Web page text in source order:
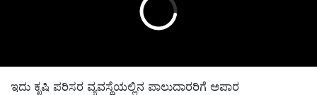
ಇದು ಕೃಷಿ ಪರಿಸರ ವ್ಯವಸ್ಥೆಯಲ್ಲಿನ ಪಾಲುದಾರರಿಗೆ ಅಪಾರ